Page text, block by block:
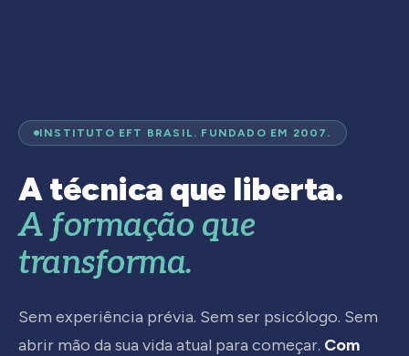
INSTITUTO EFT BRASIL. FUNDADO EM 2007.
A técnica que liberta.
A formação que
transforma.
Sem experiência prévia. Sem ser psicólogo. Sem
abrir mão da sua vida atual para começar. Com